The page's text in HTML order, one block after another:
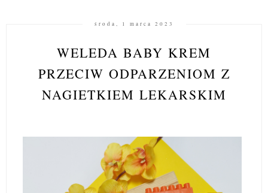
środa, 1 marca 2023
WELEDA BABY KREM
PRZECIW ODPARZENIOM Z
NAGIETKIEM LEKARSKIM